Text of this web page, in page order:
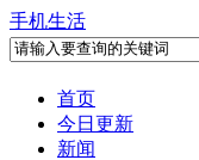
手机生活
首页
今日更新
新闻